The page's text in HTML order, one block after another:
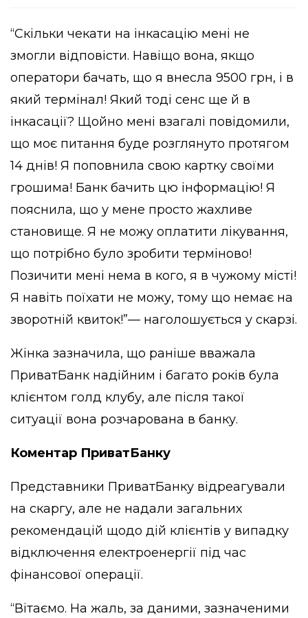
“Скільки чекати на інкасацію мені не
змогли відповісти. Навіщо вона, якщо
оператори бачать, що я внесла 9500 грн, і в
який термінал! Який тоді сенс ще й в
інкасації? Щойно мені взагалі повідомили,
що моє питання буде розглянуто протягом
14 днів! Я поповнила свою картку своїми
грошима! Банк бачить цю інформацію! Я
пояснила, що у мене просто жахливе
становище. Я не можу оплатити лікування,
що потрібно було зробити терміново!
Позичити мені нема в кого, я в чужому місті!
Я навіть поїхати не можу, тому що немає на
зворотній квиток!”— наголошується у скарзі.
Жінка зазначила, що раніше вважала
ПриватБанк надійним і багато років була
клієнтом голд клубу, але після такої
ситуації вона розчарована в банку.
Коментар ПриватБанку
Представники ПриватБанку відреагували
на скаргу, але не надали загальних
рекомендацій щодо дій клієнтів у випадку
відключення електроенергії під час
фінансової операції.
“Вітаємо. На жаль, за даними, зазначеними